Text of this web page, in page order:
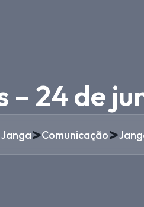
24 de
>Comunicação>